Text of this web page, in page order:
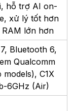
hỗ trợ AI on-
xử lý tốt hơn
RAM lớn hơn
Bluetooth 6,
Qualcomm
models), C1X
6GHz (Air)